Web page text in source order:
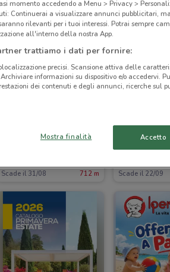
Scade il 31/08 712 m Scade il 22/09
momento accedendo a Menu > Privacy >
Continuerai a visualizzare annunci pubblicitari,
rilevanti per i tuoi interessi. Potrai sempre
all'interno della nostra App.
trattiamo i dati per fornire:
precisi. Scansione attiva delle
informazioni su dispositivo e/o accedervi.
dei contenuti e degli annunci, ricerche sul
Mostra finalità Accetto